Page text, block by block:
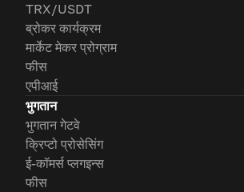
TRX/USDT
ब्रोकर कार्यक्रम
मार्केट मेकर प्रोग्राम
फीस
एपीआई
भुगतान
भुगतान गेटवे
क्रिप्टो प्रोसेसिंग
ई-कॉमर्स प्लगइन्स
फीस